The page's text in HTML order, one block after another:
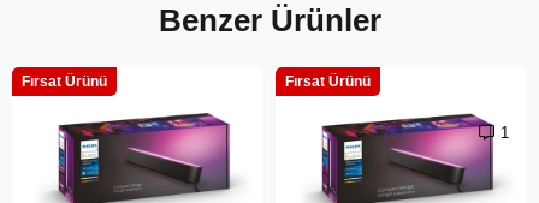
Benzer Ürünler
Fırsat Ürünü
1
Fırsat Ürünü